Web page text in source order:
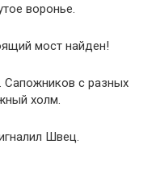
воронье.
мост найден!
Сапожников с разных
холм.
Швец.